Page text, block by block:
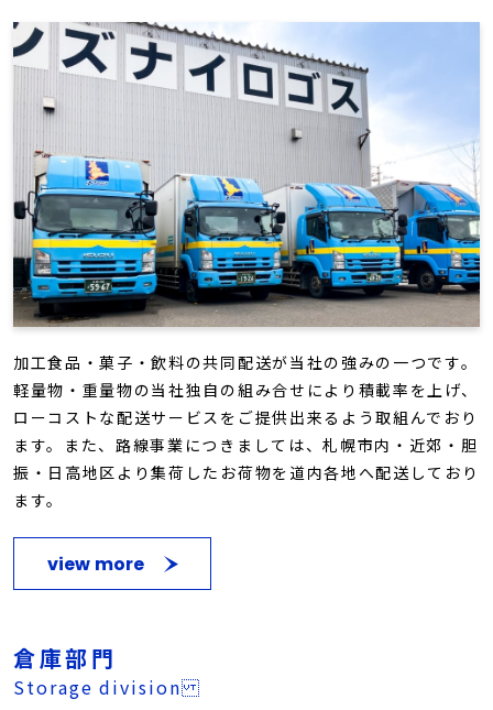
加工食品・菓子・飲料の共同配送が当社の強みの一つです。
軽量物・重量物の当社独自の組み合せにより積載率を上げ、
ローコストな配送サービスをご提供出来るよう取組んでおり
ます。また、路線事業につきましては、札幌市内・近郊・胆
振・日高地区より集荷したお荷物を道内各地へ配送しており
ます。
view more
倉庫部門
Storage division